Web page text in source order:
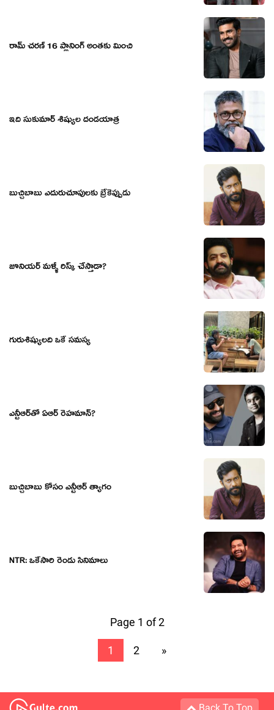
రామ్ చరణ్ 16 ప్లానింగ్ అంతకు మించి
ఇది సుకుమార్ శిష్యుల దండయాత్ర
బుచ్చిబాబు ఎదురుచూపులకు బ్రేకెప్పుడు
జూనియర్ మళ్ళీ రిస్క్ చేస్తాడా?
గురుశిష్యులది ఒకే సమస్య
ఎన్టీఆర్‌తో ఏఆర్ రెహమాన్?
బుచ్చిబాబు కోసం ఎన్టీఆర్ త్యాగం
NTR: ఒకేసారి రెండు సినిమాలు
Page 1 of 2
1 2 »
Back To Top